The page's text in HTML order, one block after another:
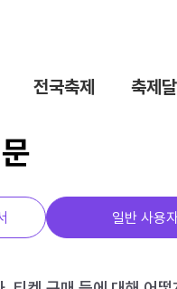
전국축제 축제
일반 사용